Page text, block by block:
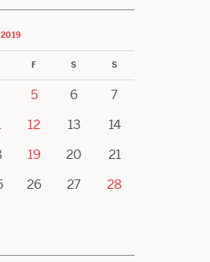
F S S
5 6
7
12 13
14
19 20
21
26 27
28